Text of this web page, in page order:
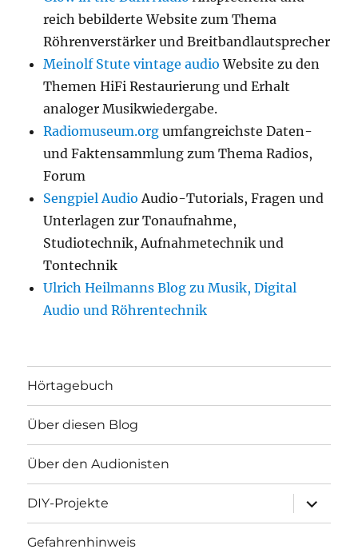
reich bebilderte Website zum Thema
Röhrenverstärker und Breitbandlautsprecher
Meinolf Stute vintage audio Website zu den
Themen HiFi Restaurierung und Erhalt
analoger Musikwiedergabe.
Radiomuseum.org umfangreichste Daten-
und Faktensammlung zum Thema Radios,
Forum
Sengpiel Audio Audio-Tutorials, Fragen und
Unterlagen zur Tonaufnahme,
Studiotechnik, Aufnahmetechnik und
Tontechnik
Ulrich Heilmanns Blog zu Musik, Digital
Audio und Röhrentechnik
Hörtagebuch
Über diesen Blog
Über den Audionisten
DIY-Projekte
öffnen
Gefahrenhinweis